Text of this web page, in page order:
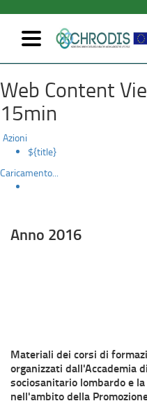
al
contenuto
principale
Anno
2016
Mostra/nascondi
navigazione
Web Content
15min
Azioni
${title}
Caricamento...
Anno 2016
Materiali dei corsi di
organizzati dall'Accademia
sociosanitario lombardo e
nell'ambito della